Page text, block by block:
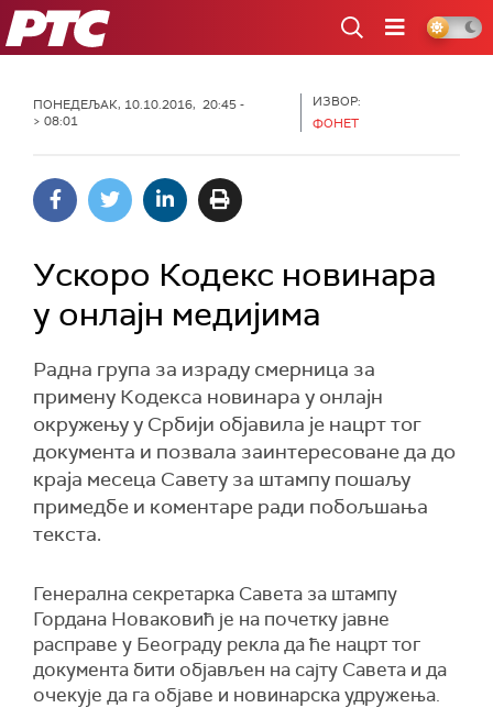
РТС
ПОНЕДЕЉАК, 10.10.2016, 20:45 -
> 08:01
ИЗВОР:
ФОНЕТ
Ускоро Кодекс новинара
у онлајн медијима
Радна група за израду смерница за
примену Кодекса новинара у онлајн
окружењу у Србији објавила је нацрт тог
документа и позвала заинтересоване да до
краја месеца Савету за штампу пошаљу
примедбе и коментаре ради побољшања
текста.
Генерална секретарка Савета за штампу
Гордана Новаковић је на почетку јавне
расправе у Београду рекла да ће нацрт тог
документа бити објављен на сајту Савета и да
очекује да га објаве и новинарска удружења.